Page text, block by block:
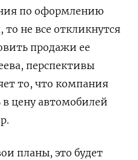
по оформлению
не все откликнутся
продажи ее
перспективы
то, что компания
цену автомобилей
планы, это будет